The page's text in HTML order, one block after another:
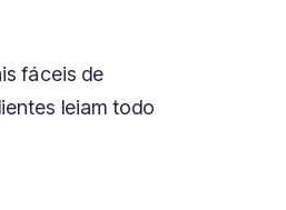
fáceis de
leiam todo